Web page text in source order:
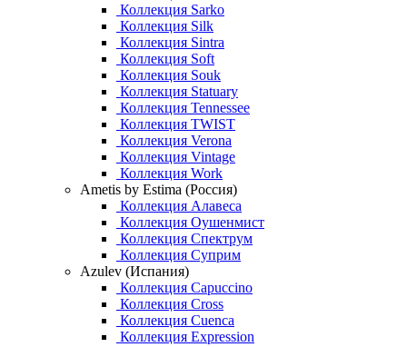
Коллекция Sarko
Коллекция Silk
Коллекция Sintra
Коллекция Soft
Коллекция Souk
Коллекция Statuary
Коллекция Tennessee
Коллекция TWIST
Коллекция Verona
Коллекция Vintage
Коллекция Work
Ametis by Estima (Россия)
Коллекция Алавеса
Коллекция Оушенмист
Коллекция Спектрум
Коллекция Суприм
Azulev (Испания)
Коллекция Capuccino
Коллекция Cross
Коллекция Cuenca
Коллекция Expression